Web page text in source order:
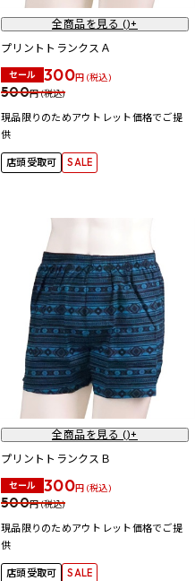
全商品を見る ()+
プリントトランクスＡ
セール 300円 (税込)
500円 (税込)
現品限りのためアウトレット価格でご提
供
店頭受取可 SALE
全商品を見る ()+
プリントトランクスＢ
セール 300円 (税込)
500円 (税込)
現品限りのためアウトレット価格でご提
供
店頭受取可 SALE